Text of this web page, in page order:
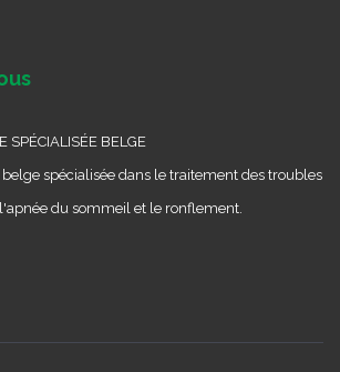
SPÉCIALISÉE BELGE
belge spécialisée dans le traitement des troubles
du sommeil et le ronflement.